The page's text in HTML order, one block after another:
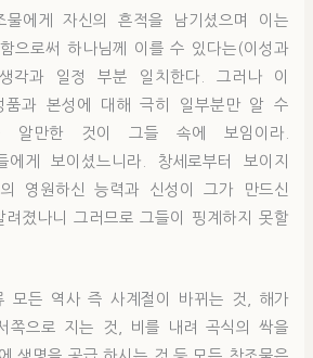
물에게 자신의 흔적을 남기셨으며 이는
으로써 하나님께 이를 수 있다는(이성과
각과 일정 부분 일치한다. 그러나 이
품과 본성에 대해 극히 일부분만 알 수
알만한 것이 그들 속에 보임이라.
에게 보이셨느니라. 창세로부터 보이지
영원하신 능력과 신성이 그가 만드신
려졌나니 그러므로 그들이 핑계하지 못할
모든 역사 즉 사계절이 바뀌는 것, 해가
쪽으로 지는 것, 비를 내려 곡식의 싹을